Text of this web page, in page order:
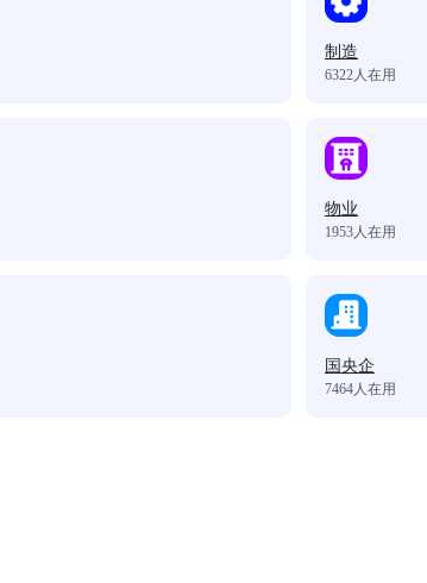
制造
6322人在用
物业
1953人在用
国央企
7464人在用